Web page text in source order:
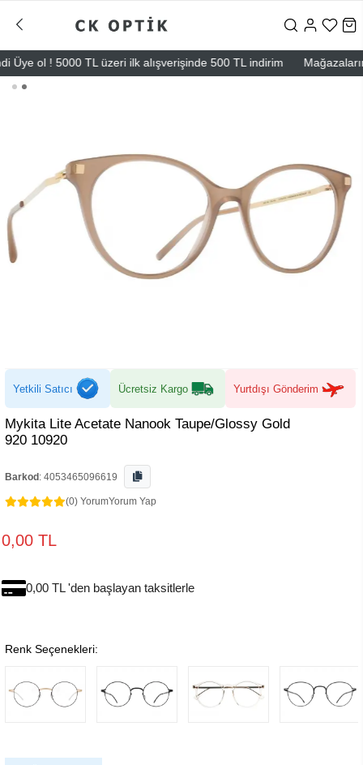
ol ! 5000 TL üzeri ilk alışverişinde 500 TL indirim
Yetkili Satıcı Ücretsiz Kargo Yurtdışı Gönderim
Mykita Lite Acetate Nanook Taupe/Glossy Gold
920 10920
Barkod : 4053465096619
(0) YorumYorum Yap
0,00 TL
0,00 TL 'den başlayan taksitlerle
Renk Seçenekleri: